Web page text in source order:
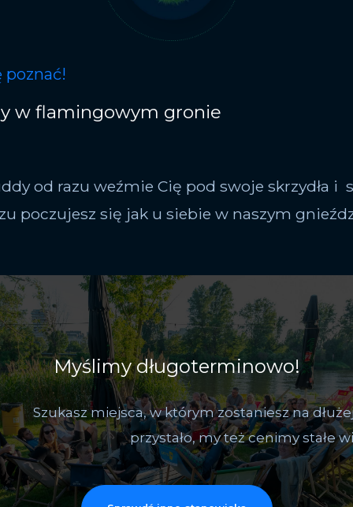
poznać!
w flamingowym gronie
od razu weźmie Cię pod swoje skrzydła i
poczujesz się jak u siebie w naszym
Myślimy długoterminowo!
Szukasz miejsca, w którym zostaniesz na
przystało, my też cenimy stałe